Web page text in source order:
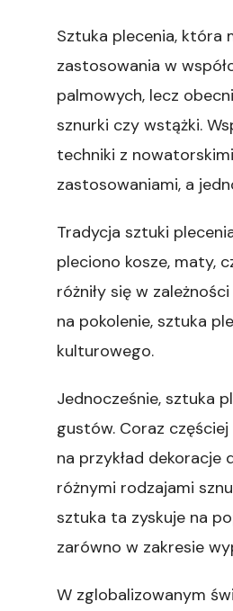
Sztuka plecenia, która
zastosowania w
palmowych, lecz
sznurki czy wstążki.
techniki z
zastosowaniami, a
Tradycja sztuki
pleciono kosze, maty,
różniły się w
na pokolenie, sztuka
kulturowego.
Jednocześnie, sztuka
gustów. Coraz
na przykład
różnymi rodzajami
sztuka ta zyskuje na
zarówno w zakresie
W zglobalizowanym